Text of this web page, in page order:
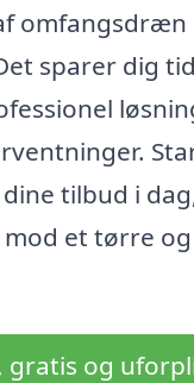
omfangsdræn
sparer dig
tilbud i
et tørre
gratis og